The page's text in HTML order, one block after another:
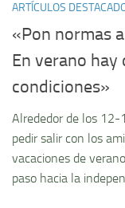
ARTÍCULOS
«Pon normas
En verano hay
condiciones»
Alrededor de los 12-
pedir salir con los
vacaciones de
paso hacia la